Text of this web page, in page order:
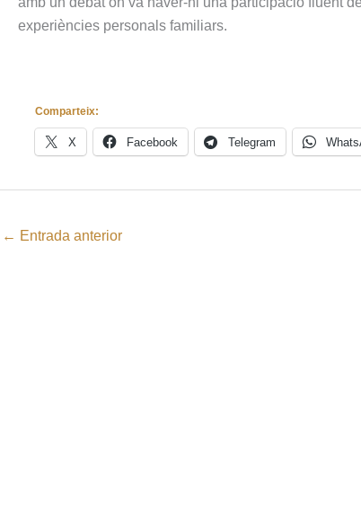
experiències personals familiars.
Comparteix:
X Facebook Telegram
← Entrada anterior